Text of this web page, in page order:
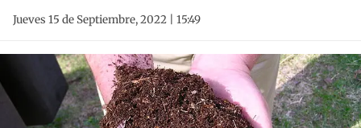
Jueves 15 de Septiembre, 2022 | 15:49